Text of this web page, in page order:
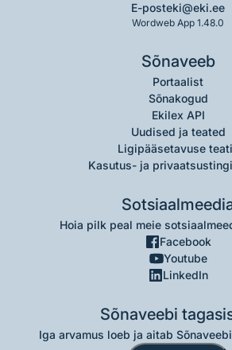
E-posteki@eki.ee
Wordweb App 1.48.0
Sõnaveeb
Portaalist
Sõnakogud
Ekilex API
Uudised ja teated
Ligipääsetavuse
Kasutus- ja
Hoia pilk peal meie
Facebook
Youtube
LinkedIn
Sõnaveebi
Iga arvamus loeb ja aitab